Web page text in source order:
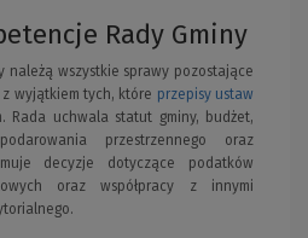
Rady Gminy
należą wszystkie sprawy pozostające
wyjątkiem tych, które przepisy ustaw
Rada uchwala statut gminy, budżet,
przestrzennego oraz
decyzje dotyczące podatków
oraz współpracy z innymi